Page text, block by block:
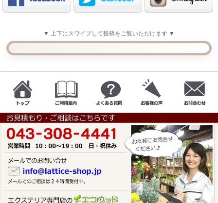
▼ 上下にスワイプして投稿をご覧いただけます ▼